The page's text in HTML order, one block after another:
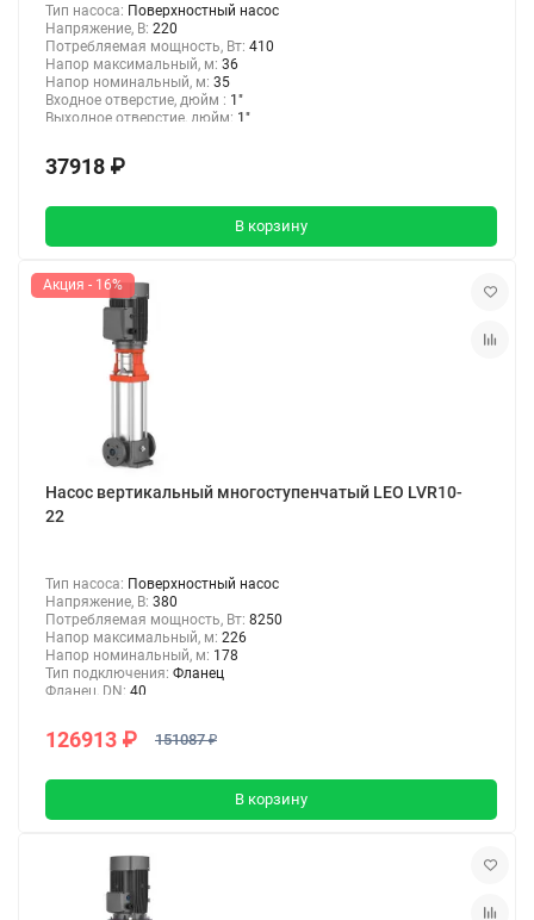
Тип насоса: Поверхностный насос
Напряжение, В: 220
Потребляемая мощность, Вт: 410
Напор максимальный, м: 36
Напор номинальный, м: 35
Входное отверстие, дюйм : 1"
Выходное отверстие, дюйм: 1"
37918 ₽
В корзину
Акция - 16%
Насос вертикальный многоступенчатый LEO LVR10-
22
Тип насоса: Поверхностный насос
Напряжение, В: 380
Потребляемая мощность, Вт: 8250
Напор максимальный, м: 226
Напор номинальный, м: 178
Тип подключения: Фланец
Фланец, DN: 40
126913 ₽ 151087 ₽
В корзину